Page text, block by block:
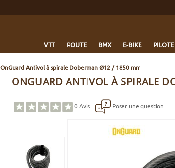
VTT ROUTE BMX E-BIKE PILOTE
OnGuard Antivol à spirale Doberman Ø12 / 1850 mm
ONGUARD ANTIVOL À SPIRALE
0 Avis Poser une question